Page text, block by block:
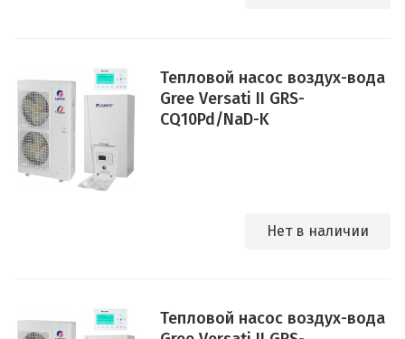
Тепловой насос воздух-вода
Gree Versati II GRS-
CQ10Pd/NaD-K
Нет в наличии
Тепловой насос воздух-вода